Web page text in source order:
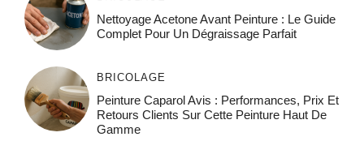
Nettoyage Acetone Avant Peinture : Le Guide
Complet Pour Un Dégraissage Parfait
BRICOLAGE
Peinture Caparol Avis : Performances, Prix Et
Retours Clients Sur Cette Peinture Haut De
Gamme